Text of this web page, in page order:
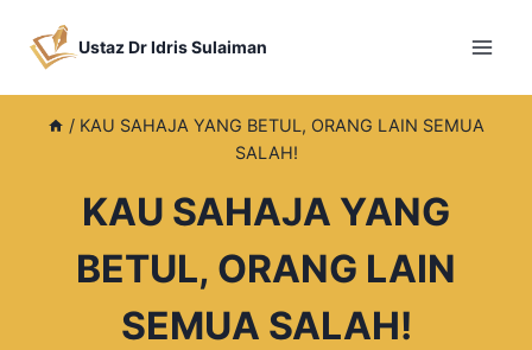
Ustaz Dr Idris Sulaiman
/ KAU SAHAJA YANG BETUL, ORANG LAIN SEMUA
SALAH!
KAU SAHAJA YANG
BETUL, ORANG LAIN
SEMUA SALAH!